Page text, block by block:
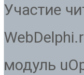
Участие
модуль